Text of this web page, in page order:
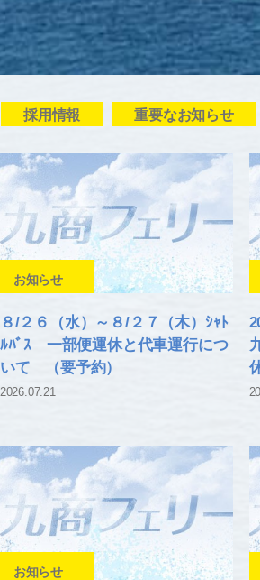
採用情報 重要なお知らせ
お知らせ
８/２６（水）～８/２７（木）ｼｬﾄ
ﾙﾊﾞｽ 一部便運休と代車運行につ
いて （要予約）
2026.07.21
お知らせ